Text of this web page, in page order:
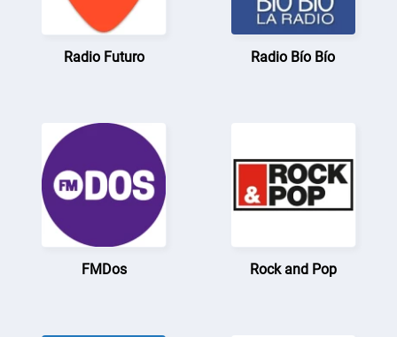
Radio Futuro Radio Bío Bío
FMDos Rock and Pop